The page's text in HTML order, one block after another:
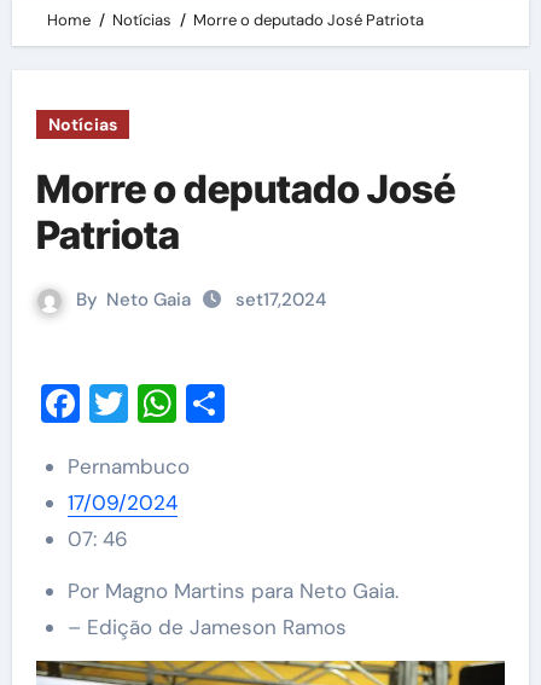
Home Notícias Morre o deputado José Patriota
Notícias
Morre o deputado José
Patriota
By Neto Gaia set17,2024
Facebook
TwitterWhatsApp
Share
Pernambuco
17/09/2024
07: 46
Por Magno Martins para Neto Gaia.
– Edição de Jameson Ramos